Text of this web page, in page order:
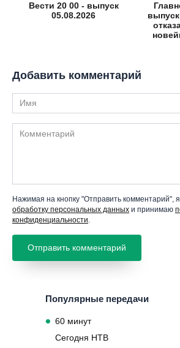
Вести 20 00 - выпуск
05.08.2026
Добавить комментарий
Имя
Комментарий
Нажимая на кнопку "Отправить комментарий",
обработку персональных данных и принимаю
конфиденциальности.
Популярные передачи
60 минут
Сегодня НТВ